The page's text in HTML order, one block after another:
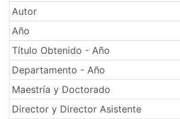
Autor
Año
Título Obtenido - Año
Departamento - Año
Maestría y Doctorado
Director y Director Asistente